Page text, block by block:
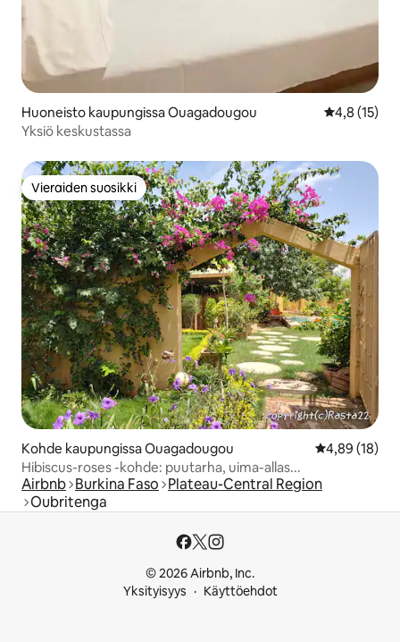
Huoneisto kaupungissa Ouagadougou
4,8 (15)
Yksiö keskustassa
Vieraiden suosikki
Vieraiden suosikki
Kohde kaupungissa Ouagadougou
4,89 (18)
Hibiscus-roses -kohde: puutarha, uima-allas...
Airbnb Burkina Faso Plateau-Central Region
Oubritenga
© 2026 Airbnb, Inc.
Yksityisyys
Käyttöehdot